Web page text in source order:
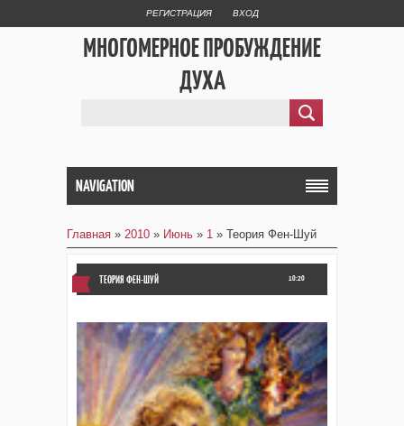
РЕГИСТРАЦИЯ ВХОД
МНОГОМЕРНОЕ ПРОБУЖДЕНИЕ
ДУХА
NAVIGATION
Главная » 2010 » Июнь » 1 » Теория Фен-Шуй
10:20
ТЕОРИЯ ФЕН-ШУЙ